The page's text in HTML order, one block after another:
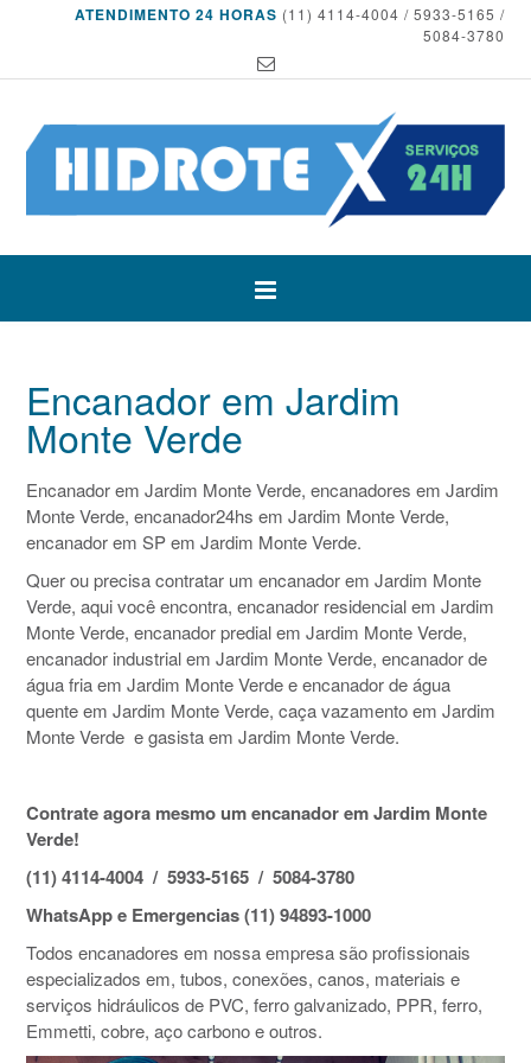
ATENDIMENTO 24 HORAS (11) 4114-4004 / 5933-5165 /
5084-3780
Encanador em Jardim
Monte Verde
Encanador em Jardim Monte Verde, encanadores em Jardim
Monte Verde, encanador24hs em Jardim Monte Verde,
encanador em SP em Jardim Monte Verde.
Quer ou precisa contratar um encanador em Jardim Monte
Verde, aqui você encontra, encanador residencial em Jardim
Monte Verde, encanador predial em Jardim Monte Verde,
encanador industrial em Jardim Monte Verde, encanador de
água fria em Jardim Monte Verde e encanador de água
quente em Jardim Monte Verde, caça vazamento em Jardim
Monte Verde e gasista em Jardim Monte Verde.
Contrate agora mesmo um encanador em Jardim Monte
Verde!
(11) 4114-4004 / 5933-5165 / 5084-3780
WhatsApp e Emergencias (11) 94893-1000
Todos encanadores em nossa empresa são profissionais
especializados em, tubos, conexões, canos, materiais e
serviços hidráulicos de PVC, ferro galvanizado, PPR, ferro,
Emmetti, cobre, aço carbono e outros.